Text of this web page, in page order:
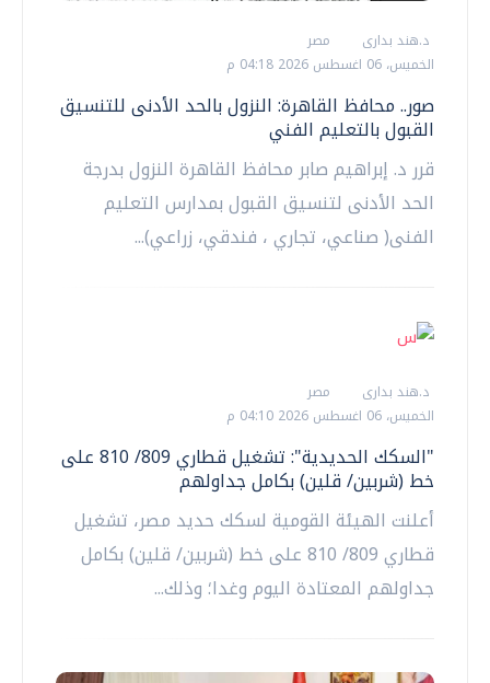
د.هند بدارى
مصر
الخميس، 06 اغسطس 2026 04:18 م
صور.. محافظ القاهرة: النزول بالحد الأدنى للتنسيق
القبول بالتعليم الفني
قرر د. إبراهيم صابر محافظ القاهرة النزول بدرجة
الحد الأدنى لتنسيق القبول بمدارس التعليم
الفنى( صناعي، تجاري ، فندقي، زراعي)...
د.هند بدارى
مصر
الخميس، 06 اغسطس 2026 04:10 م
"السكك الحديدية": تشغيل قطاري 809/ 810 على
خط (شربين/ قلين) بكامل جداولهم
أعلنت الهيئة القومية لسكك حديد مصر، تشغيل
قطاري 809/ 810 على خط (شربين/ قلين) بكامل
جداولهم المعتادة اليوم وغدا؛ وذلك...